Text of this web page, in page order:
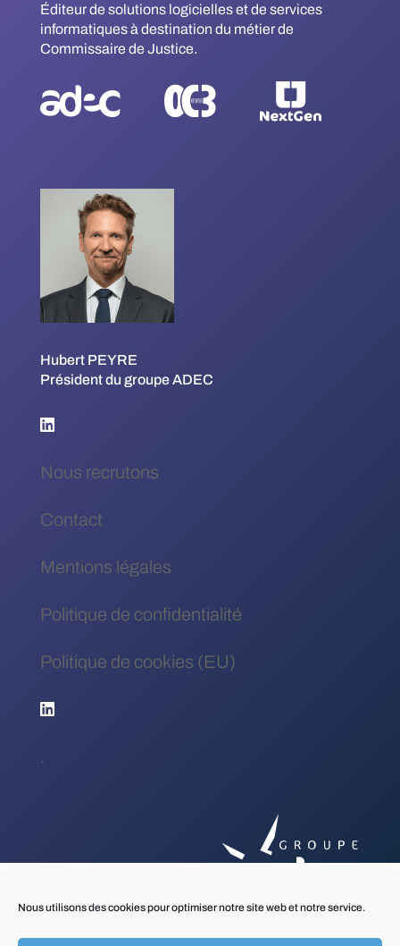
Nous utilisons des cookies pour optimiser notre site web et notre service.
Éditeur de solutions logicielles et de services
informatiques à destination du métier de
Commissaire de Justice.
Hubert PEYRE
Président du groupe ADEC
Nous recrutons
Contact
Mentions légales
Politique de confidentialité
Politique de cookies (EU)
.